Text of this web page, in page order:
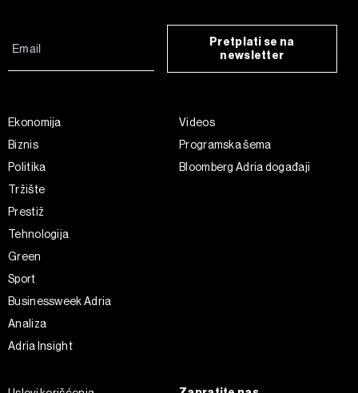
Pretplati se na
newsletter
Ekonomija
Biznis
Politika
Tržište
Prestiž
Tehnologija
Green
Sport
Businessweek Adria
Analiza
Adria Insight
Videos
Programska šema
Bloomberg Adria događaji